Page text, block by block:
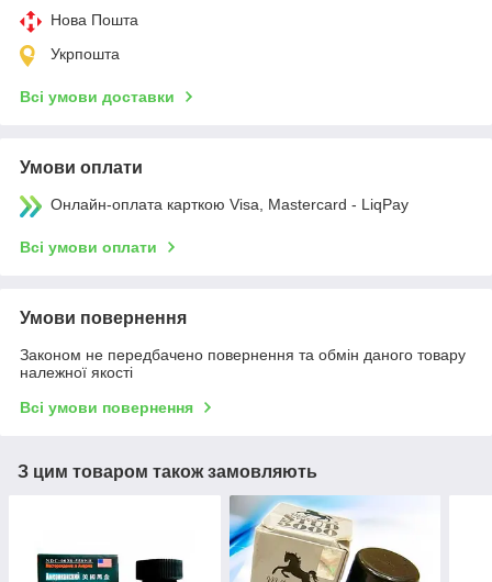
Нова Пошта
Укрпошта
Всі умови доставки
Умови оплати
Онлайн-оплата карткою Visa, Mastercard - LiqPay
Всі умови оплати
Умови повернення
Законом не передбачено повернення та обмін даного товару
належної якості
Всі умови повернення
З цим товаром також замовляють